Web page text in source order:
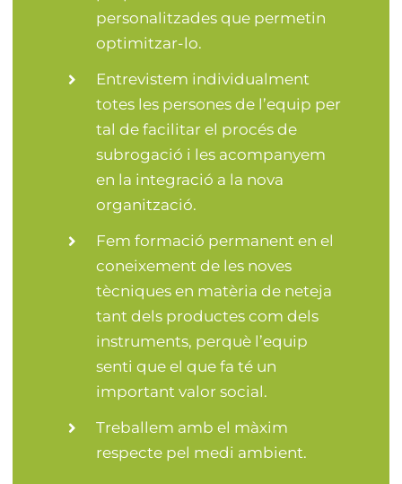
personalitzades que permetin
optimitzar-lo.
Entrevistem individualment
totes les persones de l’equip per
tal de facilitar el procés de
subrogació i les acompanyem
en la integració a la nova
organització.
Fem formació permanent en el
coneixement de les noves
tècniques en matèria de neteja
tant dels productes com dels
instruments, perquè l’equip
senti que el que fa té un
important valor social.
Treballem amb el màxim
respecte pel medi ambient.